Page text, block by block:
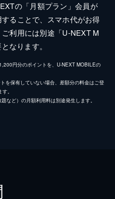
の「月額プラン」会員が
ることで、スマホ代がお得
利用には別途「U-NEXT M
なります。
円分のポイントを、U-NEXT MOBILEの
を保有していない場合、差額分の料金はご登
。
など）の月額利用料は別途発生します。